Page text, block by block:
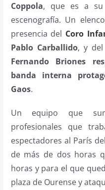
Coppola, que es a su
escenografía. Un
presencia del Coro
Pablo Carballido, y del
Fernando Briones
banda interna
Gaos.
Un equipo que
profesionales que
espectadores al París
de más de dos horas
horas y para el que
plaza de Ourense y